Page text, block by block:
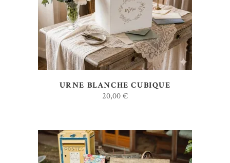
URNE BLANCHE CUBIQUE
20,00€